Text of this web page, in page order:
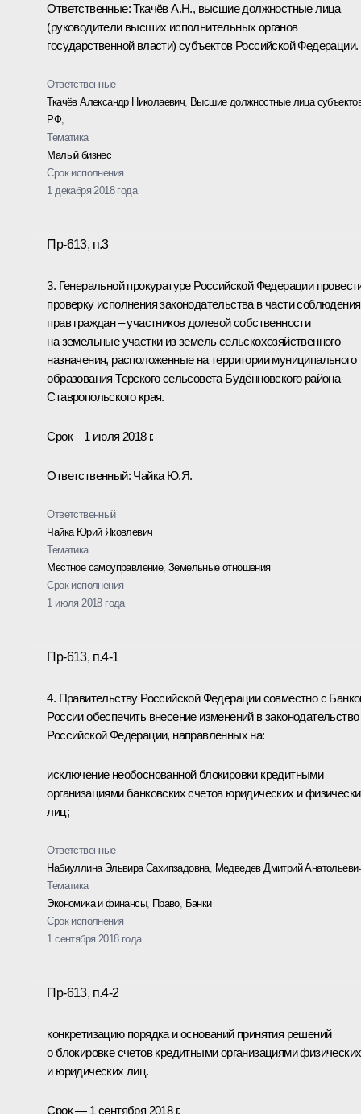
Ответственные: Ткачёв А.Н., высшие должностные лица
(руководители высших исполнительных органов
государственной власти) субъектов Российской Федерации.
Ответственные
Ткачёв Александр Николаевич Высшие должностные лица
РФ,
Тематика
Малый бизнес
Срок исполнения
1 декабря 2018 года
Пр-613, п.3
3. Генеральной прокуратуре Российской Федерации
проверку исполнения законодательства в части соблюдения
прав граждан – участников долевой собственности
на земельные участки из земель сельскохозяйственного
назначения, расположенные на территории муниципального
образования Терского сельсовета Будённовского района
Ставропольского края.
Срок – 1 июля 2018 г.
Ответственный: Чайка Ю.Я.
Ответственный
Чайка Юрий Яковлевич
Тематика
Местное самоуправление,Земельные отношения
Срок исполнения
1 июля 2018 года
Пр-613, п.4-1
4. Правительству Российской Федерации совместно с
России обеспечить внесение изменений в законодательство
Российской Федерации, направленных на:
исключение необоснованной блокировки кредитными
организациями банковских счетов юридических и
лиц;
Ответственные
Набиуллина Эльвира Сахипзадовна, Медведев Дмитрий
Тематика
Экономика и финансы, Право, Банки
Срок исполнения
1 сентября 2018 года
Пр-613, п.4-2
конкретизацию порядка и оснований принятия решений
о блокировке счетов кредитными организациями физических
и юридических лиц.
Срок — 1 сентября 2018 г.